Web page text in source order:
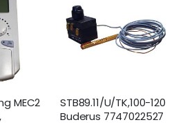
MEC2
STB89.11/U/TK,100-120
Buderus 7747022527